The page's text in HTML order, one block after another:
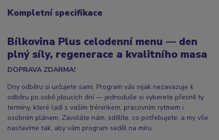
Kompletní specifikace
Bílkovina Plus celodenní menu — den
plný síly, regenerace a kvalitního masa
DOPRAVA ZDARMA!
Dny odběru si určujete sami. Program vás nijak nezavazuje k
odběru po sobě jdoucích dní — jednoduše si vyberete přesně ty
termíny, které ladí s vaším tréninkem, pracovním rytmem i
osobním plánem. Zavoláte nám, sdělíte, co potřebujete, a my vše
nastavíme tak, aby vám program seděl na míru.